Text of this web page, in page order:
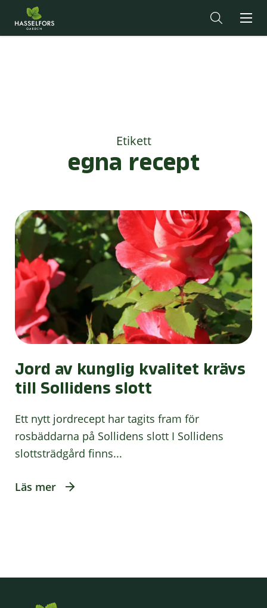
Etikett
egna recept
Jord av kunglig kvalitet krävs
till Sollidens slott
Ett nytt jordrecept har tagits fram för
rosbäddarna på Sollidens slott I Sollidens
slottsträdgård finns...
Läs mer